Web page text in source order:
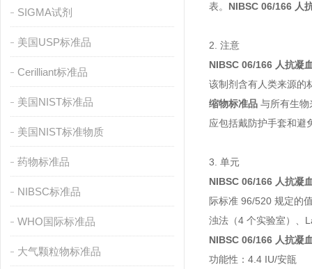
SIGMA试剂
美国USP标准品
Cerilliant标准品
美国NIST标准品
美国NIST标准物质
药物标准品
NIBSC标准品
WHO国际标准品
大气颗粒物标准品
表。 NIBSC 06/166 人
2. 注意
NIBSC 06/166 人抗凝
该制剂含有人类来源的
缩物标准品 与所有生物
应包括戴防护手套和避
3. 单元
NIBSC 06/166 人抗凝
际标准 96/520 规定的
浊法（4 个实验室）、
NIBSC 06/166 人抗凝
功能性：4.4 IU/安瓿